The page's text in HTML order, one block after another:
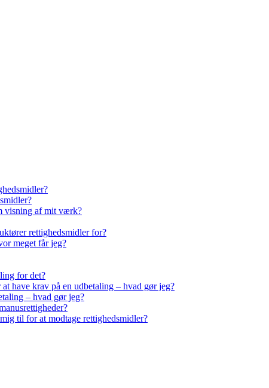
visning af mit værk?
rettighedsmidler for?
meget får jeg?
for det?
have krav på en udbetaling – hvad gør jeg?
– hvad gør jeg?
til for at modtage rettighedsmidler?